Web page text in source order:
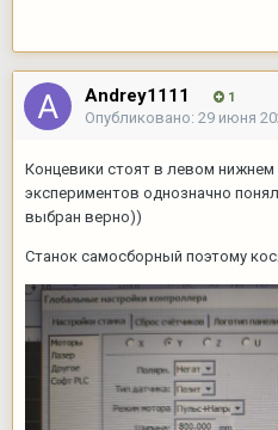
Andrey1111 1
Опубликовано: 29 июня
Концевики стоят в левом нижнем
экспериментов однозначно
выбран верно))
Станок самосборный поэтому